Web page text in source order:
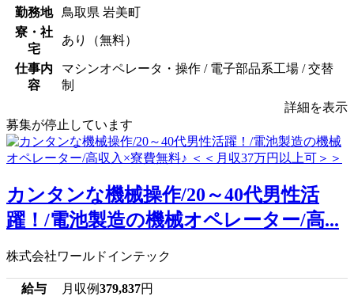
勤務地
鳥取県 岩美町
寮・社
宅
あり（無料）
仕事内
容
マシンオペレータ・操作 / 電子部品系工場 / 交替
制
詳細を表示
募集が停止しています
カンタンな機械操作/20～40代男性活
躍！/電池製造の機械オペレーター/高...
株式会社ワールドインテック
給与 月収例379,837円